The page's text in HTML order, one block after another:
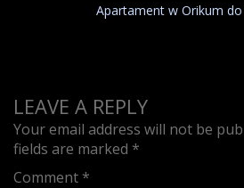
Apartament w Orikum
LEAVE A REPLY
Your email address will not be
fields are marked *
Comment *